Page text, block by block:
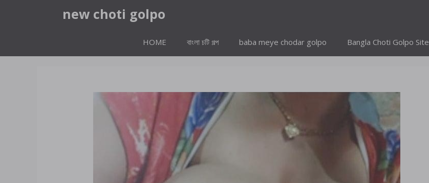
new choti golpo
HOME বাংলা চটি গল্প baba meye chodar golpo Bangla Choti Golpo Site